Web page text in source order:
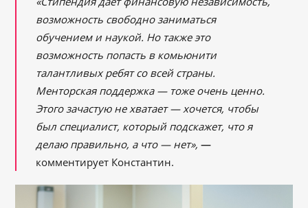
возможность свободно заниматься
обучением и наукой. Но также это
возможность попасть в комьюнити
талантливых ребят со всей страны.
Менторская поддержка ― тоже очень ценно.
Этого зачастую не хватает ― хочется, чтобы
был специалист, который подскажет, что я
делаю правильно, а что ― нет», —
комментирует Константин.